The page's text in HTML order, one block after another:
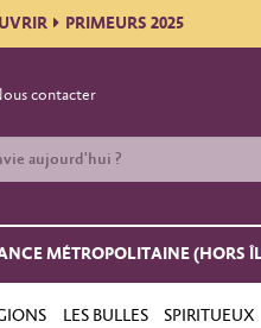
PRIMEURS 2025
contacter
MÉTROPOLITAINE (HORS
LES BULLES SPIRITUEUX